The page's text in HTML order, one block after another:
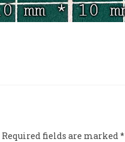
Required fields are marked *